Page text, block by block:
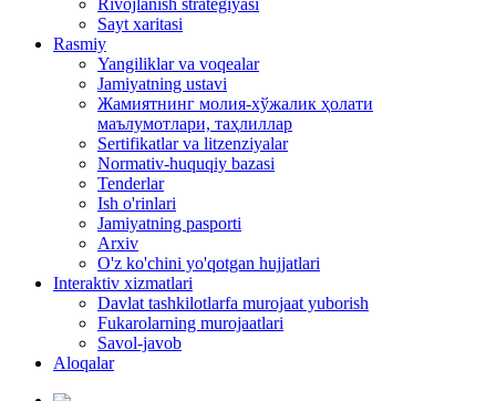
Rivojlanish strategiyasi
Sayt xaritasi
Rasmiy
Yangiliklar va voqealar
Jamiyatning ustavi
Жамиятнинг молия-хўжалик ҳолати
маълумотлари, таҳлиллар
Sertifikatlar va litzenziyalar
Normativ-huquqiy bazasi
Tenderlar
Ish o'rinlari
Jamiyatning pasporti
Arxiv
O'z ko'chini yo'qotgan hujjatlari
Interaktiv xizmatlari
Davlat tashkilotlarfa murojaat yuborish
Fukarolarning murojaatlari
Savol-javob
Aloqalar